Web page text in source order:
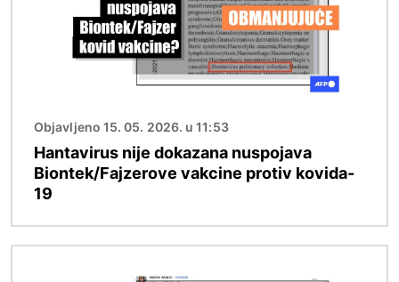
Objavljeno 15. 05. 2026. u 11:53
Hantavirus nije dokazana nuspojava
Biontek/Fajzerove vakcine protiv kovida-
19